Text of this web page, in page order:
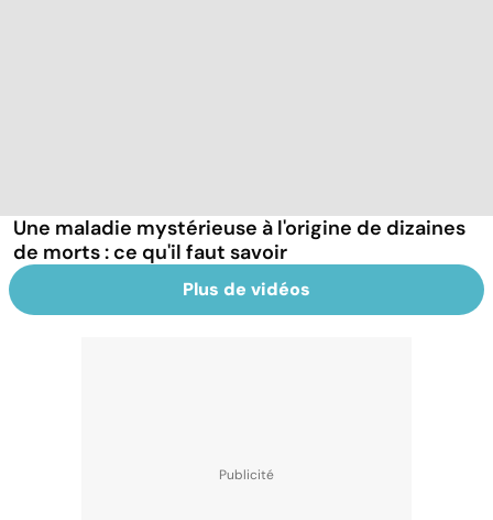
Une maladie mystérieuse à l'origine de dizaines
de morts : ce qu'il faut savoir
Plus de vidéos